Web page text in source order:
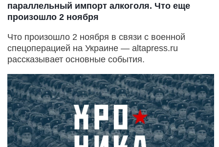
параллельный импорт алкоголя. Что еще
произошло 2 ноября
Что произошло 2 ноября в связи с военной
спецоперацией на Украине — altapress.ru
рассказывает основные события.